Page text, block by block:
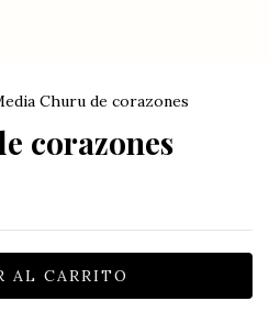
Churu de corazones
corazones